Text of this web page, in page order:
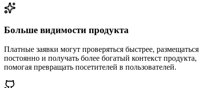
Больше видимости продукта
Платные заявки могут проверяться быстрее, размещаться
постоянно и получать более богатый контекст продукта,
помогая превращать посетителей в пользователей.